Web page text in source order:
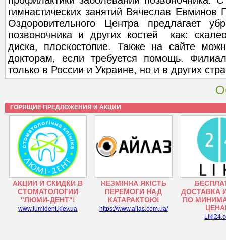
гимнастических занятий Вячеслав Евминов
Оздоровительного Центра предлагает
позвоночника и других костей как:
диска, плоскостопие. Также на сайте
докторам, если требуется помощь.
только в России и Украине, но и в других
ГОРЯЩИЕ ПРЕДЛОЖЕНИЯ И АКЦИИ
АКЦИИ И СКИДКИ В
СТОМАТОЛОГИИ
"ЛЮМИ-ДЕНТ"!
www.lumident.kiev.ua
НЕЗМІННА ЯКІСТЬ
ПЕРЕМОГИ НАД
КАТАРАКТОЮ!
https://www.ailas.com.ua/
ДОСТАВКА
ПО